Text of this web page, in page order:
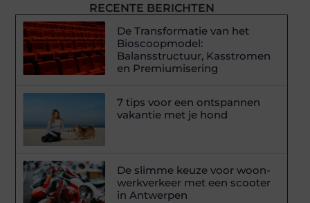
RECENTE BERICHTEN
De Transformatie van het
Bioscoopmodel:
Balansstructuur, Kasstromen
en Premiumisering
7 tips voor een ontspannen
vakantie met je hond
De slimme keuze voor woon-
werkverkeer met een scooter
in Antwerpen